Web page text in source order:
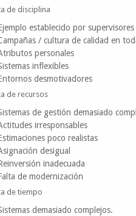
de disciplina
establecido por
/ cultura de calidad en
personales
inflexibles
desmotivadores
de recursos
de gestión demasiado
irresponsables
poco realistas
desigual
inadecuada
de modernización
de tiempo
demasiado complejos.